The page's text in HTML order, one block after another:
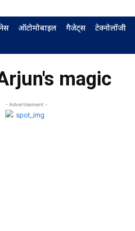
ऑटोमोबाइल गैजेट्स टेक्नोलॉजी
magic
- Advertisement -